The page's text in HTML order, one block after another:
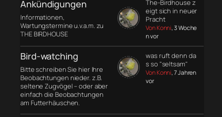
Ankündigungen
Informationen,
Wartungstermine u.v.a.m. zu
THE BIRDHOUSE
The-Birdhouse z
eigt sich in neuer
Pracht
Von Konni, 3 Woche
n vor
Bird-watching
Bitte schreiben Sie hier Ihre
Beobachtungen nieder. z.B.
seltene Zugvögel – oder aber
einfach die Beobachtungen
am Futterhäuschen.
was ruft denn da
s so "seltsam"
Von Konni, 7 Jahren
vor